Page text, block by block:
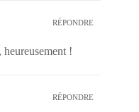
RÉPONDRE
heureusement !
RÉPONDRE